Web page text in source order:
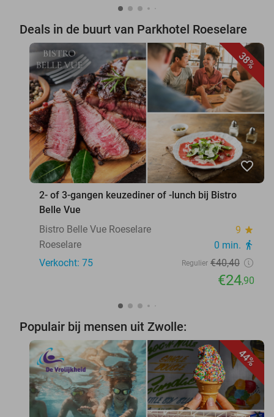
Deals in de buurt van Parkhotel Roeselare
38%
favorite_border
2- of 3-gangen keuzediner of -lunch bij Bistro
Belle Vue
Bistro Belle Vue Roeselare
9 star
Roeselare 0 min. directions_walk
Verkocht: 75 Regulier €40,40
€24,90
Populair bij mensen uit Zwolle:
44%